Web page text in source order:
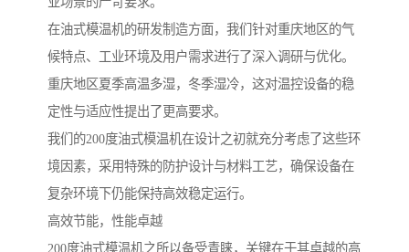
在油式模温机的研发制造方面，我们针对重庆地区的气
候特点、工业环境及用户需求进行了深入调研与优化。
重庆地区夏季高温多湿，冬季湿冷，这对温控设备的稳
定性与适应性提出了更高要求。
我们的200度油式模温机在设计之初就充分考虑了这些环
境因素，采用特殊的防护设计与材料工艺，确保设备在
复杂环境下仍能保持高效稳定运行。
高效节能，性能卓越
200度油式模温机之所以备受青睐，关键在于其卓越的高